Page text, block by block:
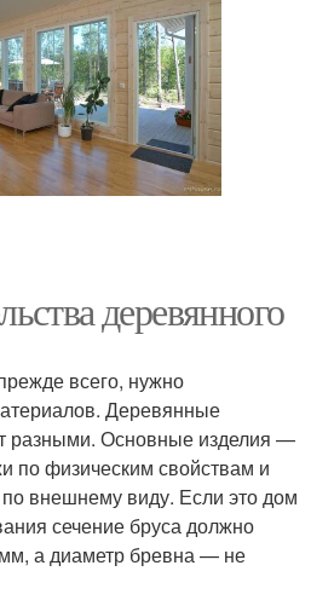
деревянного
всего, нужно
Деревянные
разными. Основные изделия —
по физическим свойствам и
внешнему виду. Если это дом
сечение бруса должно
а диаметр бревна — не